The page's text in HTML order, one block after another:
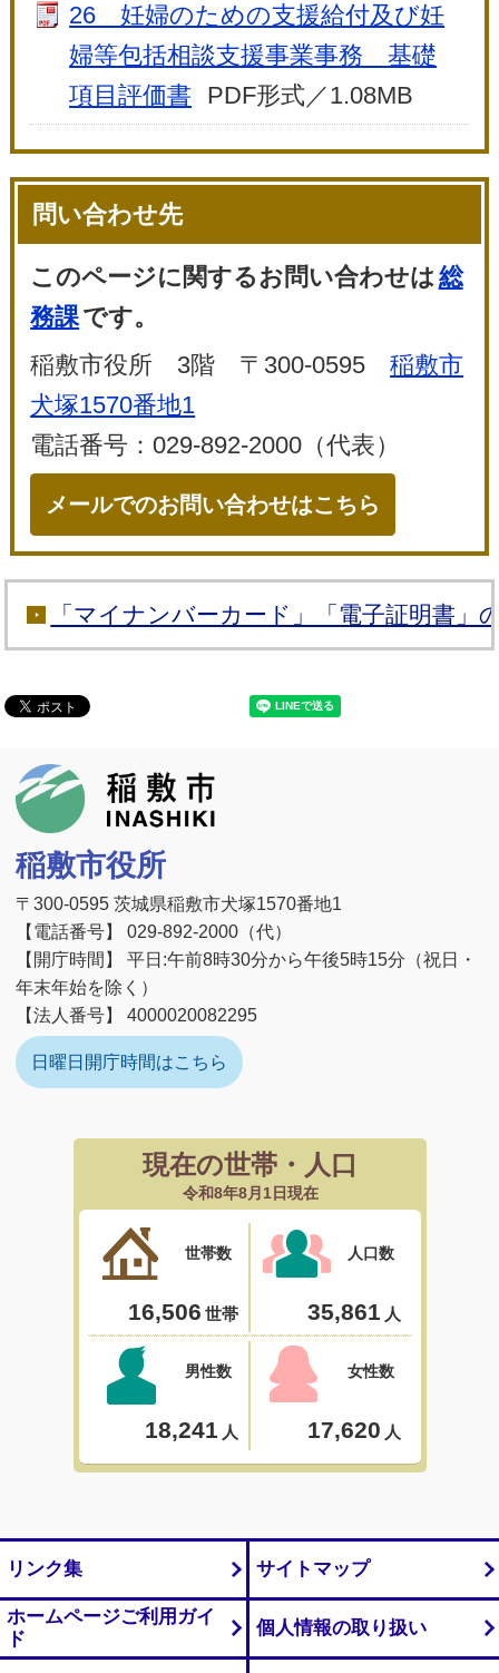
26 妊婦のための支援給付及び妊
婦等包括相談支援事業事務 基礎
項目評価書
PDF形式／1.08MB
問い合わせ先
このページに関するお問い合わせは 総
務課です。
稲敷市役所 3階 〒300-0595稲敷市
犬塚1570番地1
電話番号：029-892-2000（代表）
メールでのお問い合わせはこちら
「マイナンバーカード」「電子証明書」
稲敷市役所
〒300-0595 茨城県稲敷市犬塚1570番地1
【電話番号】 029-892-2000（代）
【開庁時間】 平日:午前8時30分から午後5時15分（祝日・
年末年始を除く）
【法人番号】 4000020082295
日曜日開庁時間はこちら
リンク集 サイトマップ
ホームページご利用ガイ
ド
個人情報の取り扱い